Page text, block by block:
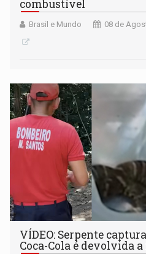
combustível
Brasil e Mundo 08 de
VÍDEO: Serpente
Coca-Cola é devolvida